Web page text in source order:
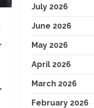
July 2026
June 2026
May 2026
April 2026
March 2026
February 2026